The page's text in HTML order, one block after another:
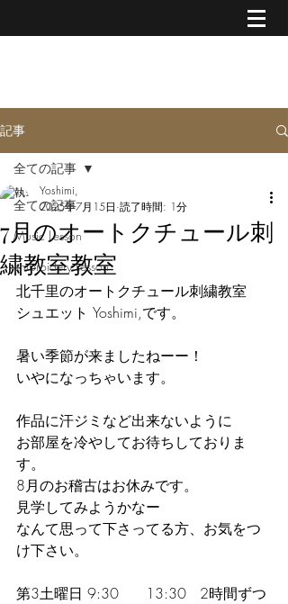
記事
全ての記事
Music Lesson
Embroidery Lesson
全ての記事
7月のオートクチュール刺
繍教室教室
Yoshimi,
2025年7月15日 読了時間: 1分
北千里のオートクチュール刺繍教室
シュエット Yoshimi,です。
暑い季節が来ましたねーー！
いやになっちゃいます。
作品に汗ジミなど出来ないように
お部屋を冷やしてお待ちしておりま
す。
8月のお稽古はお休みです。
見学してみようかなー
なんて思って下さってる方、お気をつ
け下さい。
第3土曜日 9:30      13:30   2時間ずつ